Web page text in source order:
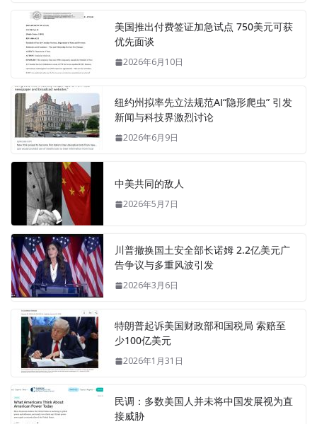
美国推出付费签证加急试点 750美元可获
优先面谈
2026年6月10日
纽约州拟率先立法规范AI“隐形爬虫” 引发
新闻与科技界激烈讨论
2026年6月9日
中美共同的敌人
2026年5月7日
川普撤换国土安全部长诺姆 2.2亿美元广
告争议与多重风波引发
2026年3月6日
特朗普起诉美国财政部和国税局 索赔至
少100亿美元
2026年1月31日
民调：多数美国人并未将中国发展视为直
接威胁